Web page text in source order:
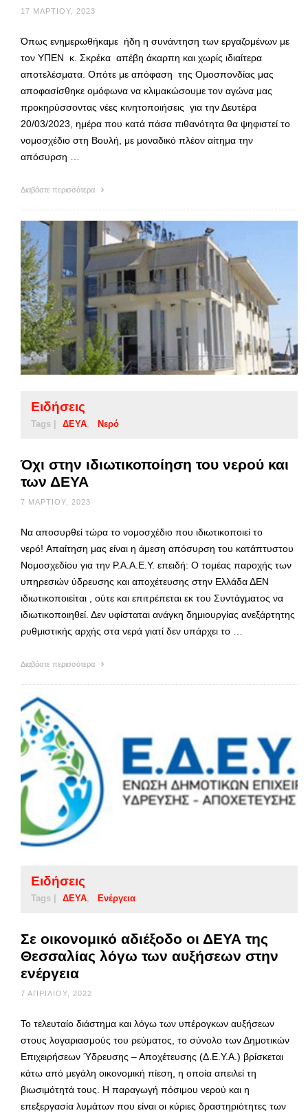
17 ΜΑΡΤΊΟΥ, 2023
Όπως ενημερωθήκαμε ήδη η συνάντηση των εργαζομένων με
τον ΥΠΕΝ κ. Σκρέκα απέβη άκαρπη και χωρίς ιδιαίτερα
αποτελέσματα. Οπότε με απόφαση της Ομοσπονδίας μας
αποφασίσθηκε ομόφωνα να κλιμακώσουμε τον αγώνα μας
προκηρύσσοντας νέες κινητοποιήσεις για την Δευτέρα
20/03/2023, ημέρα που κατά πάσα πιθανότητα θα ψηφιστεί το
νομοσχέδιο στη Βουλή, με μοναδικό πλέον αίτημα την
απόσυρση …
Διαβάστε περισσότερα
Ειδήσεις
Tags | ΔΕΥΑ Νερό
Όχι στην ιδιωτικοποίηση του νερού και
των ΔΕΥΑ
7 ΜΑΡΤΊΟΥ, 2023
Να αποσυρθεί τώρα το νομοσχέδιο που ιδιωτικοποιεί το
νερό! Απαίτηση μας είναι η άμεση απόσυρση του κατάπτυστου
Νομοσχεδίου για την Ρ.Α.Α.Ε.Υ. επειδή: Ο τομέας παροχής των
υπηρεσιών ύδρευσης και αποχέτευσης στην Ελλάδα ΔΕΝ
ιδιωτικοποιείται , ούτε και επιτρέπεται εκ του Συντάγματος να
ιδιωτικοποιηθεί. Δεν υφίσταται ανάγκη δημιουργίας ανεξάρτητης
ρυθμιστικής αρχής στα νερά γιατί δεν υπάρχει το …
Διαβάστε περισσότερα
Ειδήσεις
Tags | ΔΕΥΑ Ενέργεια
Σε οικονομικό αδιέξοδο οι ΔΕΥΑ της
Θεσσαλίας λόγω των αυξήσεων στην
ενέργεια
7 ΑΠΡΙΛΊΟΥ, 2022
Το τελευταίο διάστημα και λόγω των υπέρογκων αυξήσεων
στους λογαριασμούς του ρεύματος, το σύνολο των Δημοτικών
Επιχειρήσεων Ύδρευσης – Αποχέτευσης (Δ.Ε.Υ.Α.) βρίσκεται
κάτω από μεγάλη οικονομική πίεση, η οποία απειλεί τη
βιωσιμότητά τους. Η παραγωγή πόσιμου νερού και η
επεξεργασία λυμάτων που είναι οι κύριες δραστηριότητες των